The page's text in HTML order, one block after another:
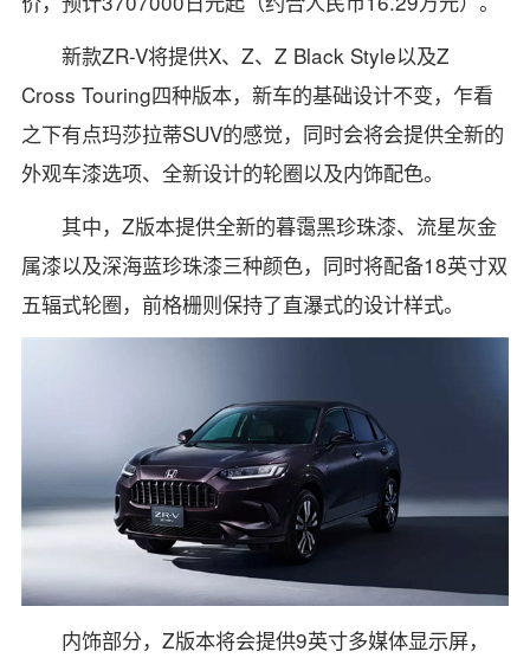
新款ZR-V将提供X、Z、Z Black Style以及Z
Cross Touring四种版本，新车的基础设计不变，乍看
之下有点玛莎拉蒂SUV的感觉，同时会将会提供全新的
外观车漆选项、全新设计的轮圈以及内饰配色。
其中，Z版本提供全新的暮霭黑珍珠漆、流星灰金
属漆以及深海蓝珍珠漆三种颜色，同时将配备18英寸双
五辐式轮圈，前格栅则保持了直瀑式的设计样式。
内饰部分，Z版本将会提供9英寸多媒体显示屏，